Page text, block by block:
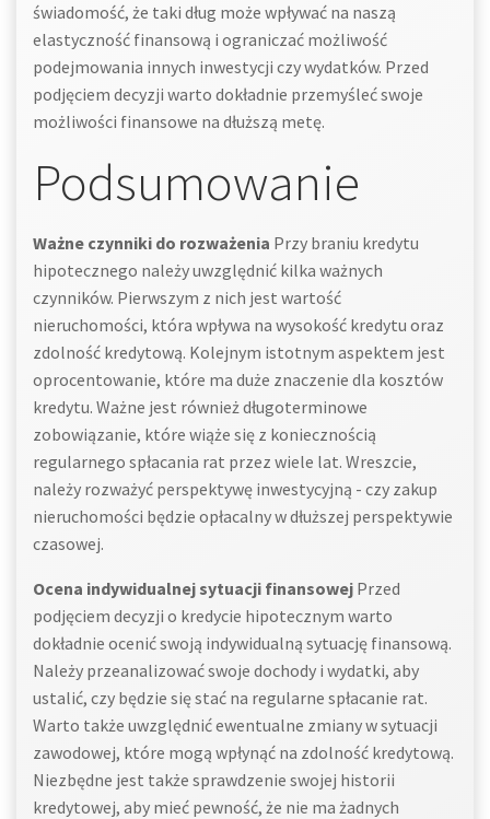
świadomość, że taki dług może wpływać na naszą
elastyczność finansową i ograniczać możliwość
podejmowania innych inwestycji czy wydatków. Przed
podjęciem decyzji warto dokładnie przemyśleć swoje
możliwości finansowe na dłuższą metę.
Podsumowanie
Ważne czynniki do rozważenia Przy braniu kredytu
hipotecznego należy uwzględnić kilka ważnych
czynników. Pierwszym z nich jest wartość
nieruchomości, która wpływa na wysokość kredytu oraz
zdolność kredytową. Kolejnym istotnym aspektem jest
oprocentowanie, które ma duże znaczenie dla kosztów
kredytu. Ważne jest również długoterminowe
zobowiązanie, które wiąże się z koniecznością
regularnego spłacania rat przez wiele lat. Wreszcie,
należy rozważyć perspektywę inwestycyjną - czy zakup
nieruchomości będzie opłacalny w dłuższej perspektywie
czasowej.
Ocena indywidualnej sytuacji finansowej Przed
podjęciem decyzji o kredycie hipotecznym warto
dokładnie ocenić swoją indywidualną sytuację finansową.
Należy przeanalizować swoje dochody i wydatki, aby
ustalić, czy będzie się stać na regularne spłacanie rat.
Warto także uwzględnić ewentualne zmiany w sytuacji
zawodowej, które mogą wpłynąć na zdolność kredytową.
Niezbędne jest także sprawdzenie swojej historii
kredytowej, aby mieć pewność, że nie ma żadnych